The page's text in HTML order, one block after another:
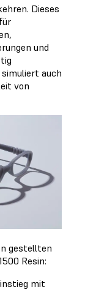
Dieses
und
auch
von
gestellten
Resin:
mit